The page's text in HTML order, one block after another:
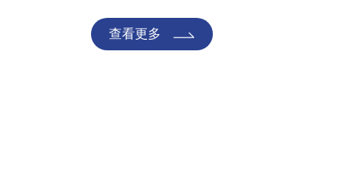
授。学生们可以在药房，口腔诊所，实验
查看更多